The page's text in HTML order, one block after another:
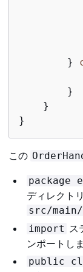
        }
        }
    }
この
package
ディレクト
src/
import ス
ンポートしま
public